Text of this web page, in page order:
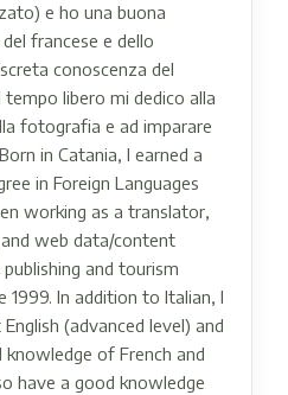
e ho una buona
francese e dello
conoscenza del
tempo libero mi dedico alla
fotografia e ad imparare
in Catania, I earned a
in Foreign Languages
working as a translator,
web data/content
and tourism
1999. In addition to Italian, I
(advanced level) and
knowledge of French and
have a good knowledge